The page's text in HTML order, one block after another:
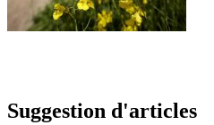
Suggestion d'articles